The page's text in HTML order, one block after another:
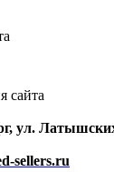
сайта
ул.
sellers.ru